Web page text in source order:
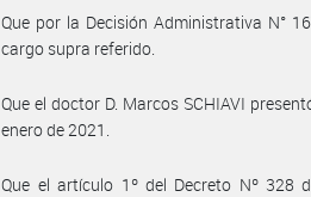
Que por la Decisión Administrativa N°
cargo supra referido.
Que el doctor D. Marcos SCHIAVI
enero de 2021.
Que el artículo 1º del Decreto Nº